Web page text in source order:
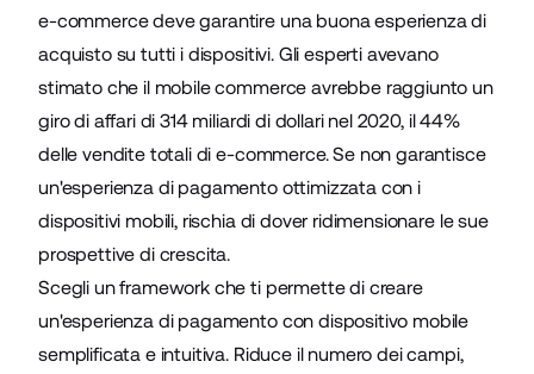
e-commerce deve garantire una buona esperienza di
acquisto su tutti i dispositivi. Gli esperti avevano
stimato che il mobile commerce avrebbe raggiunto un
giro di affari di 314 miliardi di dollari nel 2020, il 44%
delle vendite totali di e-commerce. Se non garantisce
un'esperienza di pagamento ottimizzata con i
dispositivi mobili, rischia di dover ridimensionare le sue
prospettive di crescita.
Scegli un framework che ti permette di creare
un'esperienza di pagamento con dispositivo mobile
semplificata e intuitiva. Riduce il numero dei campi,